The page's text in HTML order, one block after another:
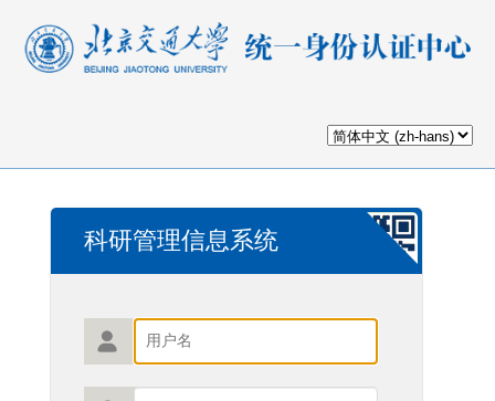
科研管理信息系统